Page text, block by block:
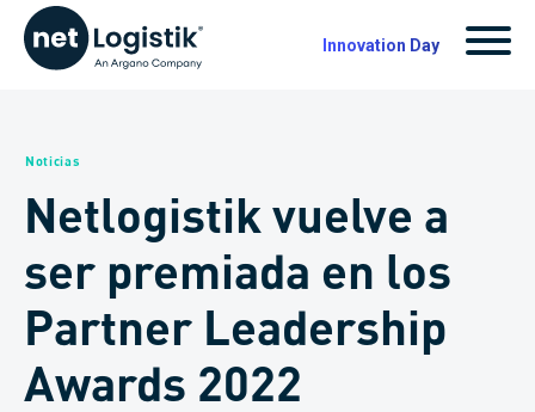
Innovation Day
Noticias
Netlogistik vuelve a
ser premiada en los
Partner Leadership
Awards 2022